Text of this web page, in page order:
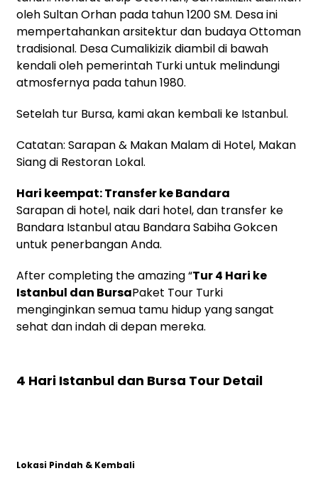
oleh Sultan Orhan pada tahun 1200 SM. Desa ini
mempertahankan arsitektur dan budaya Ottoman
tradisional. Desa Cumalikizik diambil di bawah
kendali oleh pemerintah Turki untuk melindungi
atmosfernya pada tahun 1980.
Setelah tur Bursa, kami akan kembali ke Istanbul.
Catatan: Sarapan & Makan Malam di Hotel, Makan
Siang di Restoran Lokal.
Hari keempat: Transfer ke Bandara
Sarapan di hotel, naik dari hotel, dan transfer ke
Bandara Istanbul atau Bandara Sabiha Gokcen
untuk penerbangan Anda.
After completing the amazing “Tur 4 Hari ke
Istanbul dan BursaPaket Tour Turki
menginginkan semua tamu hidup yang sangat
sehat dan indah di depan mereka.
4 Hari Istanbul dan Bursa Tour Detail
Lokasi Pindah & Kembali